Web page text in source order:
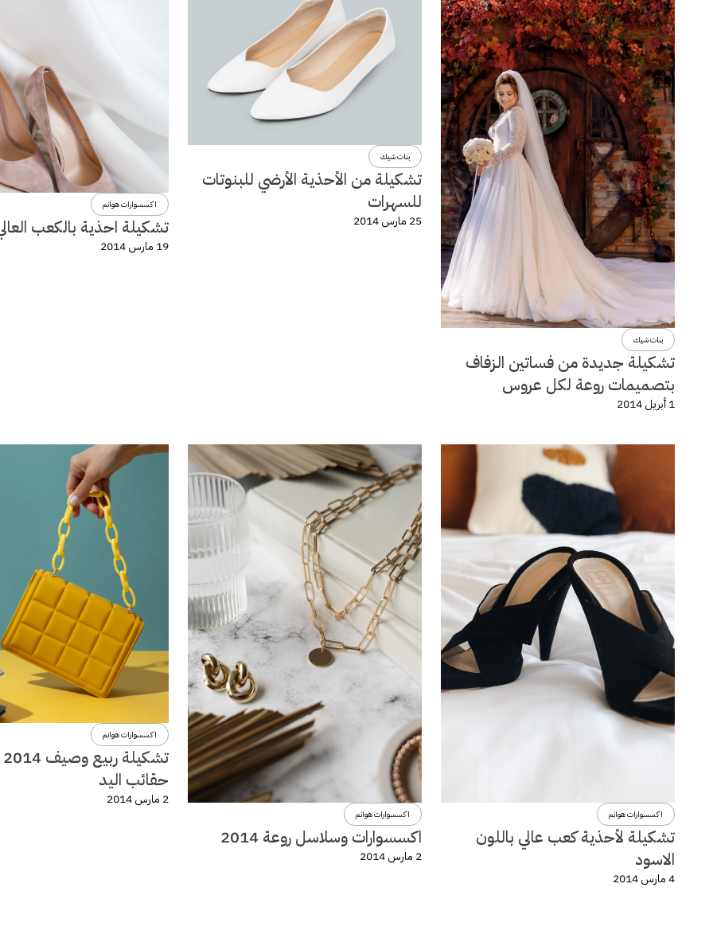
بنات شيك
تشكيلة جديدة من فساتين الزفاف
بتصميمات روعة لكل عروس
1 أبريل 2014
بنات شيك
تشكيلة من الأحذية الأرضي للبنوتات
للسهرات
25 مارس 2014
اكسسوارات هوانم
تشكيلة احذية بالكعب
19 مارس 2014
اكسسوارات هوانم
تشكيلة لأحذية كعب عالي باللون
الاسود
4 مارس 2014
اكسسوارات هوانم
اكسسوارات وسلاسل روعة 2014
2 مارس 2014
اكسسوارات هوانم
حقائب اليد
2 مارس 2014